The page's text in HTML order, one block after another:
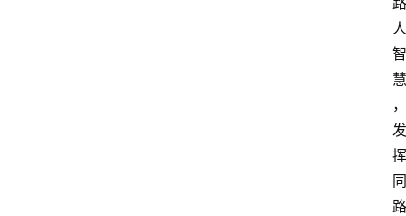
人
智
慧
，
发
挥
同
路